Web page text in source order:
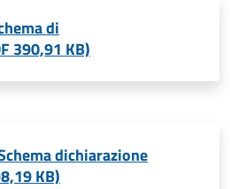
di
390,91 KB)
dichiarazione
KB)